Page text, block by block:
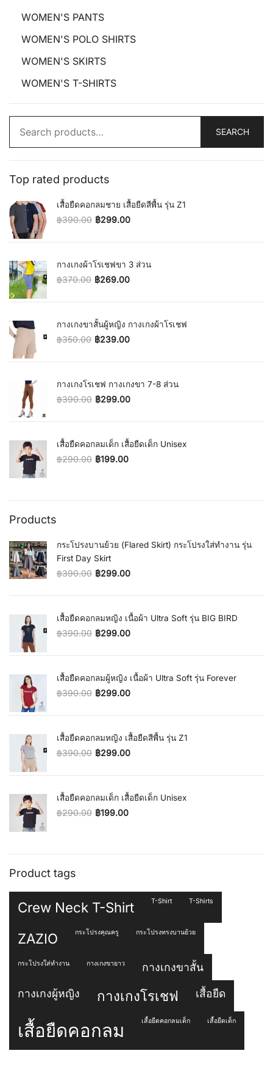
WOMEN'S PANTS
WOMEN'S POLO SHIRTS
WOMEN'S SKIRTS
WOMEN'S T-SHIRTS
for:
SEARCH
Top rated products
เสื้อยืดคอกลมชาย เสื้อยืดสีพื้น รุ่น Z1
฿390.00
Original price was: ฿390.00.
฿299.00
Current price is: ฿299.00.
กางเกงผ้าโรเชฟขา 3 ส่วน
฿370.00
Original price was: ฿370.00.
฿269.00
Current price is: ฿269.00.
กางเกงขาสั้นผู้หญิง กางเกงผ้าโรเชฟ
฿350.00
Original price was: ฿350.00.
฿239.00
Current price is: ฿239.00.
กางเกงโรเชฟ กางเกงขา 7-8 ส่วน
฿390.00
Original price was: ฿390.00.
฿299.00
Current price is: ฿299.00.
เสื้อยืดคอกลมเด็ก เสื้อยืดเด็ก Unisex
฿290.00
Original price was: ฿290.00.
฿199.00
Current price is: ฿199.00.
Products
กระโปรงบานย้วย (Flared Skirt) กระโปรงใส่ทำงาน รุ่น
First Day Skirt
฿390.00 ฿299.00
เสื้อยืดคอกลมหญิง เนื้อผ้า Ultra Soft รุ่น BIG BIRD
฿390.00
Original price was: ฿390.00.
฿299.00
Current price is: ฿299.00.
เสื้อยืดคอกลมผู้หญิง เนื้อผ้า Ultra Soft รุ่น Forever
฿390.00
Original price was: ฿390.00.
฿299.00
Current price is: ฿299.00.
เสื้อยืดคอกลมหญิง เสื้อยืดสีพื้น รุ่น Z1
฿390.00
Original price was: ฿390.00.
฿299.00
Current price is: ฿299.00.
เสื้อยืดคอกลมเด็ก เสื้อยืดเด็ก Unisex
฿290.00
Original price was: ฿290.00.
฿199.00
Current price is: ฿199.00.
Product tags
Crew Neck T-Shirt T-Shirt T-Shirts
ZAZIO กระโปรงคุณครู กระโปรงทรงบานย้วย
กระโปรงใส่ทำงาน กางเกงขายาว กางเกงขาสั้น
กางเกงผู้หญิง กางเกงโรเชฟ เสื้อยืด
เสื้อยืดคอกลม เสื้อยืดคอกลมเด็ก เสื้อยืดเด็ก